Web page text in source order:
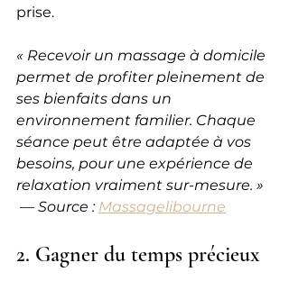
prise.
« Recevoir un massage à domicile
permet de profiter pleinement de
ses bienfaits dans un
environnement familier. Chaque
séance peut être adaptée à vos
besoins, pour une expérience de
relaxation vraiment sur-mesure. »
— Source : Massagelibourne
2. Gagner du temps précieux